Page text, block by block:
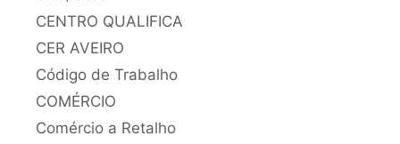
CENTRO QUALIFICA
CER AVEIRO
Código de Trabalho
COMÉRCIO
Comércio a Retalho